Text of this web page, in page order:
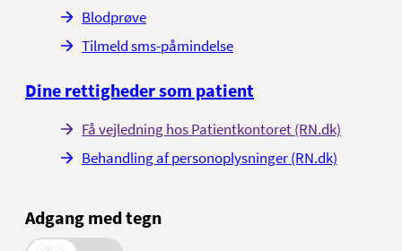
Blodprøve
Tilmeld sms-påmindelse
Dine rettigheder som patient
Få vejledning hos Patientkontoret (RN.dk)
Behandling af personoplysninger (RN.dk)
Adgang med tegn